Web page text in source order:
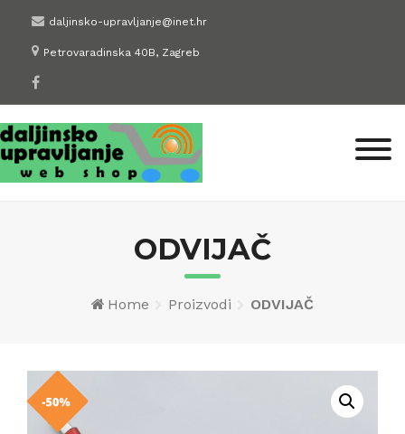
content
daljinsko-upravljanje@inet.hr
Petrovaradinska 40B, Zagreb
ODVIJAČ
Home Proizvodi ODVIJAČ